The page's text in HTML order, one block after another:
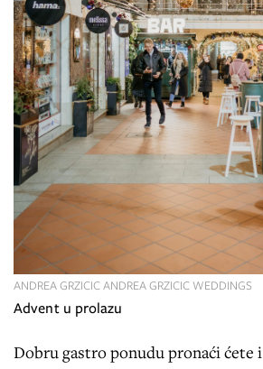
Advent u prolazu
ANDREA GRZICIC ANDREA GRZICIC WEDDINGS
Dobru gastro ponudu pronaći ćete